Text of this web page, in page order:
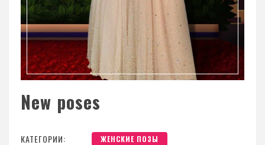
New poses
КАТЕГОРИИ:
ЖЕНСКИЕ ПОЗЫ